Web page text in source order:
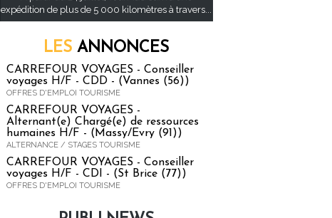
expédition de plus de 5 000 kilomètres à travers...
LES ANNONCES
CARREFOUR VOYAGES - Conseiller
voyages H/F - CDD - (Vannes (56))
OFFRES D'EMPLOI TOURISME
CARREFOUR VOYAGES -
Alternant(e) Chargé(e) de ressources
humaines H/F - (Massy/Evry (91))
ALTERNANCE / STAGES TOURISME
CARREFOUR VOYAGES - Conseiller
voyages H/F - CDI - (St Brice (77))
OFFRES D'EMPLOI TOURISME